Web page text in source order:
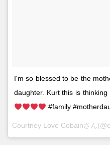
I'm so blessed to be the
daughter. Kurt this is thinking
#family